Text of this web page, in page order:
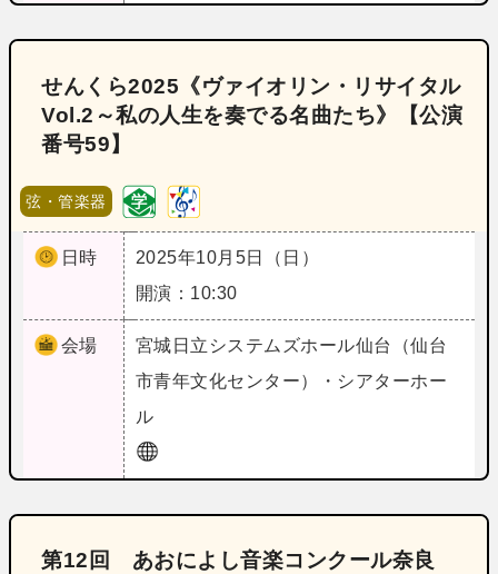
せんくら2025《ヴァイオリン・リサイタル
Vol.2～私の人生を奏でる名曲たち》【公演
番号59】
弦・管楽器
日時
2025年10月5日（日）
開演：10:30
会場 宮城 日立システムズホール仙台（仙台
市青年文化センター）・シアターホー
ル
第12回 あおによし音楽コンクール奈良